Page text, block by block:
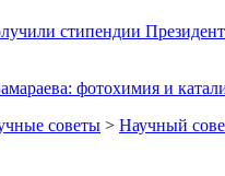
стипендии
фотохимия и
советы > Научный